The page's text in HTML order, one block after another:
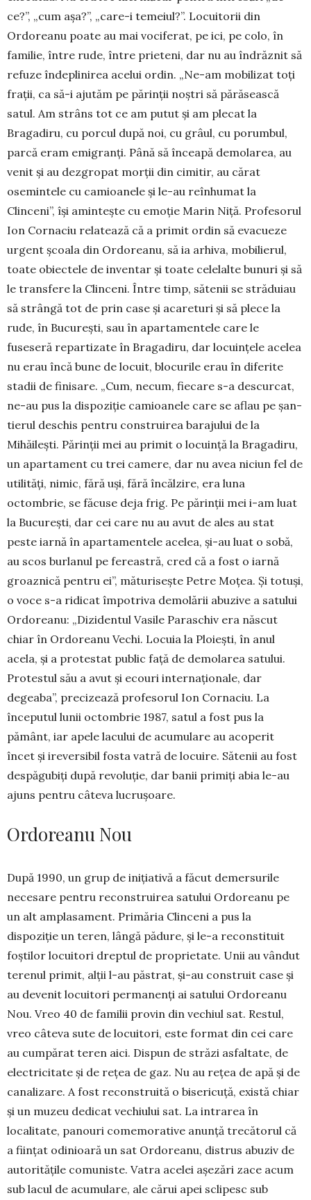
ce?”, „cum așa?”, „care-i te­me­iul?”. Locuitorii din
Ordoreanu poate au mai vociferat, pe ici, pe colo, în
familie, între rude, între prieteni, dar nu au îndrăznit să
refuze îndeplinirea acelui ordin. „Ne-am mobilizat toți
frații, ca să-i ajutăm pe părinții noștri să părăsească
satul. Am strâns tot ce am putut și am plecat la
Bragadiru, cu porcul după noi, cu grâul, cu porumbul,
parcă eram emigranți. Până să înceapă demolarea, au
venit și au dezgropat morții din cimitir, au cărat
osemintele cu camioanele și le-au reînhumat la
Clinceni”, își amintește cu emoție Marin Niță. Profesorul
Ion Cornaciu relatează că a primit ordin să evacueze
urgent școala din Ordoreanu, să ia arhiva, mobilierul,
toate obiectele de inventar și toate celelalte bunuri și să
le transfere la Clinceni. Între timp, sătenii se străduiau
să strângă tot de prin case și acareturi și să plece la
rude, în București, sau în apartamentele care le
fuseseră repartizate în Bragadiru, dar locuințele acelea
nu erau încă bune de locuit, blocurile erau în diferite
stadii de fini­sare. „Cum, necum, fiecare s-a descurcat,
ne-au pus la dispoziție camioanele care se aflau pe șan­
tierul deschis pentru construirea barajului de la
Mihăilești. Părinții mei au primit o locuință la Bragadiru,
un apartament cu trei camere, dar nu avea niciun fel de
utilități, nimic, fără uși, fără încălzire, era luna
octombrie, se făcuse deja frig. Pe părinții mei i-am luat
la București, dar cei care nu au avut de ales au stat
peste iarnă în apar­ta­mentele acelea, și-au luat o sobă,
au scos burlanul pe fereastră, cred că a fost o iarnă
groaznică pentru ei”, măturisește Petre Moțea. Și totuși,
o voce s-a ridicat împotriva demolării abuzive a satului
Ordoreanu: „Dizidentul Vasile Paraschiv era născut
chiar în Ordoreanu Vechi. Locuia la Ploiești, în anul
acela, și a protestat public față de demolarea satului.
Protestul său a avut și ecouri in­ternaționale, dar
degeaba”, precizează profe­sorul Ion Cornaciu. La
începutul lunii octombrie 1987, satul a fost pus la
pământ, iar apele lacului de acumulare au acoperit
încet și ireversibil fosta vatră de locuire. Sătenii au fost
despăgubiți după revoluție, dar banii primiți abia le-au
ajuns pentru câteva lucrușoare.
Ordoreanu Nou
După 1990, un grup de inițiativă a făcut de­mersurile
necesare pentru reconstruirea satului Ordoreanu pe
un alt amplasament. Primăria Clin­ceni a pus la
dispoziție un teren, lângă pădure, și le-a reconstituit
foștilor locuitori dreptul de pro­prietate. Unii au vândut
terenul primit, alții l-au păstrat, și-au construit case și
au devenit locuitori permanenți ai satului Ordoreanu
Nou. Vreo 40 de familii provin din vechiul sat. Restul,
vreo câteva sute de locuitori, este format din cei care
au cum­părat teren aici. Dispun de străzi asfaltate, de
elec­tricitate și de rețea de gaz. Nu au rețea de apă și de
canalizare. A fost reconstruită o bisericuță, există chiar
și un muzeu dedicat vechiului sat. La intrarea în
localitate, panouri comemorative anunță trecă­to­rul că
a ființat odinioară un sat Ordoreanu, dis­trus abuziv de
autoritățile co­mu­niste. Vatra acelei așezări zace acum
sub lacul de acu­mu­lare, ale cărui apei scli­pesc sub